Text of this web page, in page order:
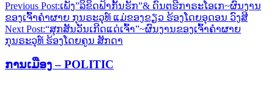
Previous Post:ເພັງ”ລິຂິດຟ້າກັ້ນຮັກ”& ດົນຕຮີກາຣະໂອເກ~ຜົນງານ
ຂອງເຈົ້າຄຳຜາຍ ກຸນຣະວຸທ໌ ແມ່ຂອງຂຽວ ຮ້ອງໂດຍອຸດອນ ວົງສີ
Next Post:“ສຸກສັນວັນເກີດແດ່ເຈົ້າ”~ຜົນງານຂອງເຈົ້າຄຳຜາຍ
ກຸນຣະວຸທ໌ ຮ້ອງໂດຍຄູນ ສັກດາ
ການເມືອງ – POLITIC